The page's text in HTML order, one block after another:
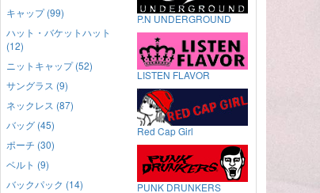
キャップ (99)
ハット・バケットハット
(12)
ニットキャップ (52)
サングラス (9)
ネックレス (87)
バッグ (45)
ポーチ (30)
ベルト (9)
バックパック (14)
P.N UNDERGROUND
LISTEN FLAVOR
Red Cap Girl
PUNK DRUNKERS